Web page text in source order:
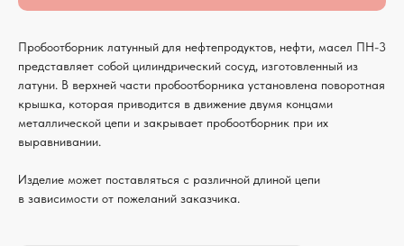
Пробоотборник латунный для нефтепродуктов, нефти, масел ПН-3
представляет собой цилиндрический сосуд, изготовленный из
латуни. В верхней части пробоотборника установлена поворотная
крышка, которая приводится в движение двумя концами
металлической цепи и закрывает пробоотборник при их
выравнивании.
Изделие может поставляться с различной длиной цепи
в зависимости от пожеланий заказчика.